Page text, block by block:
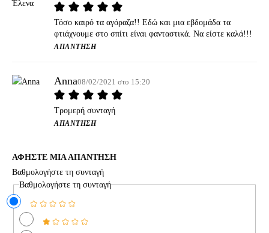
Τόσο καιρό τα αγόραζα!! Εδώ και μια εβδομάδα τα
φτιάχνουμε στο σπίτι είναι φανταστικά. Να είστε καλά!!!
ΑΠΆΝΤΗΣΗ
Anna08/02/2021 στο 15:20
Τρομερή συνταγή
ΑΠΆΝΤΗΣΗ
ΑΦΗΣΤΕ ΜΙΑ ΑΠΑΝΤΗΣΗ
Βαθμολογήστε τη συνταγή
Βαθμολογήστε τη συνταγή